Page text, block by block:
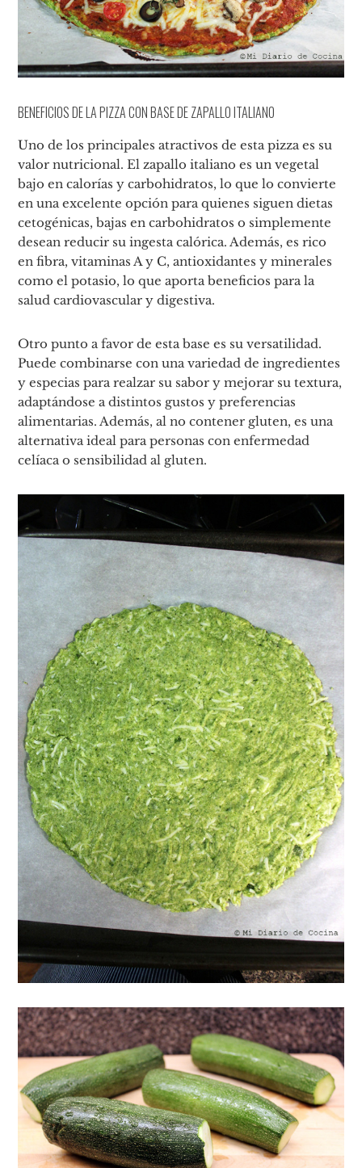
BENEFICIOS DE LA PIZZA CON BASE DE ZAPALLO ITALIANO
Uno de los principales atractivos de esta pizza es su
valor nutricional. El zapallo italiano es un vegetal
bajo en calorías y carbohidratos, lo que lo convierte
en una excelente opción para quienes siguen dietas
cetogénicas, bajas en carbohidratos o simplemente
desean reducir su ingesta calórica. Además, es rico
en fibra, vitaminas A y C, antioxidantes y minerales
como el potasio, lo que aporta beneficios para la
salud cardiovascular y digestiva.
Otro punto a favor de esta base es su versatilidad.
Puede combinarse con una variedad de ingredientes
y especias para realzar su sabor y mejorar su textura,
adaptándose a distintos gustos y preferencias
alimentarias. Además, al no contener gluten, es una
alternativa ideal para personas con enfermedad
celíaca o sensibilidad al gluten.